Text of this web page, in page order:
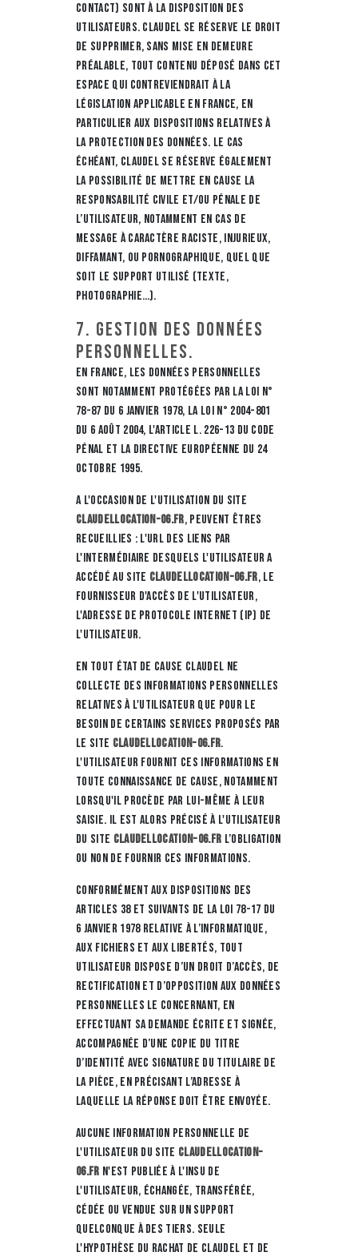
contact) sont à la disposition des
utilisateurs. CLAUDEL se réserve le droit
de supprimer, sans mise en demeure
préalable, tout contenu déposé dans cet
espace qui contreviendrait à la
législation applicable en France, en
particulier aux dispositions relatives à
la protection des données. Le cas
échéant, CLAUDEL se réserve également
la possibilité de mettre en cause la
responsabilité civile et/ou pénale de
l’utilisateur, notamment en cas de
message à caractère raciste, injurieux,
diffamant, ou pornographique, quel que
soit le support utilisé (texte,
photographie…).
7. Gestion des données
personnelles.
En France, les données personnelles
sont notamment protégées par la loi n°
78-87 du 6 janvier 1978, la loi n° 2004-801
du 6 août 2004, l'article L. 226-13 du Code
pénal et la Directive Européenne du 24
octobre 1995.
A l'occasion de l'utilisation du site
claudellocation-06.fr, peuvent êtres
recueillies : l'URL des liens par
l'intermédiaire desquels l'utilisateur a
accédé au site claudellocation-06.fr, le
fournisseur d'accès de l'utilisateur,
l'adresse de protocole Internet (IP) de
l'utilisateur.
En tout état de cause CLAUDEL ne
collecte des informations personnelles
relatives à l'utilisateur que pour le
besoin de certains services proposés par
le site claudellocation-06.fr.
L'utilisateur fournit ces informations en
toute connaissance de cause, notamment
lorsqu'il procède par lui-même à leur
saisie. Il est alors précisé à l'utilisateur
du site claudellocation-06.fr l’obligation
ou non de fournir ces informations.
Conformément aux dispositions des
articles 38 et suivants de la loi 78-17 du
6 janvier 1978 relative à l’informatique,
aux fichiers et aux libertés, tout
utilisateur dispose d’un droit d’accès, de
rectification et d’opposition aux données
personnelles le concernant, en
effectuant sa demande écrite et signée,
accompagnée d’une copie du titre
d’identité avec signature du titulaire de
la pièce, en précisant l’adresse à
laquelle la réponse doit être envoyée.
Aucune information personnelle de
l'utilisateur du site claudellocation-
06.fr n'est publiée à l'insu de
l'utilisateur, échangée, transférée,
cédée ou vendue sur un support
quelconque à des tiers. Seule
l'hypothèse du rachat de CLAUDEL et de